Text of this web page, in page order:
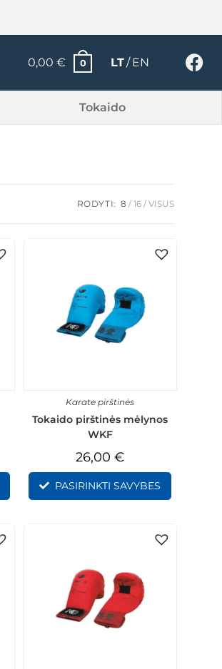
0,00€ 0 LT EN
Tokaido
RODYTI: 8 16 VISUS
Karate pirštinės
Tokaido pirštinės mėlynos
WKF
26,00€
PASIRINKTI SAVYBES